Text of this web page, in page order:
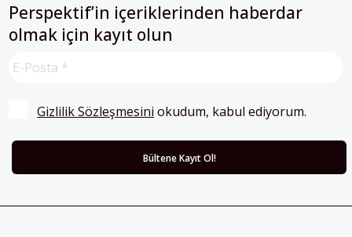
Perspektif’in içeriklerinden haberdar
olmak için kayıt olun
Gizlilik Sözleşmesini okudum, kabul ediyorum.